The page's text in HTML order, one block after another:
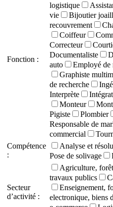
Fonction :
logistique
vie
Bijoutier
recouvrement
Coiffeur
Correcteur
Documentaliste
auto
Employé de
Graphiste
de recherche
Interprète
Monteur
Pigiste
Plombier
Responsable de
commercial
Compétence
:
Analyse et
Pose de solivage
Secteur
d’activité :
Agriculture,
travaux publics
Enseignement,
electronique, biens